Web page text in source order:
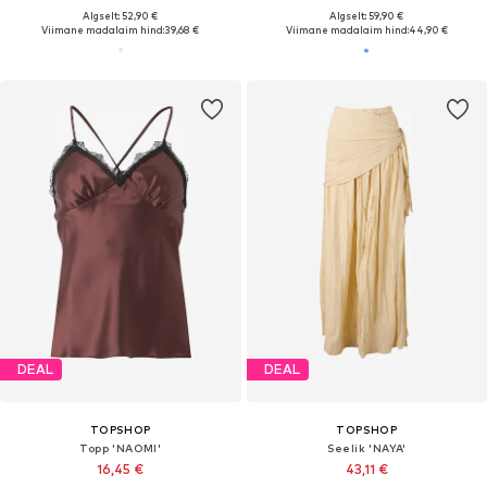
Algselt: 52,90 €
Viimane madalaim hind:39,68 €
Algselt: 59,90 €
Viimane madalaim hind:44,90 €
DEAL
TOPSHOP
Topp 'NAOMI'
16,45 €
DEAL
TOPSHOP
Seelik 'NAYA'
43,11 €